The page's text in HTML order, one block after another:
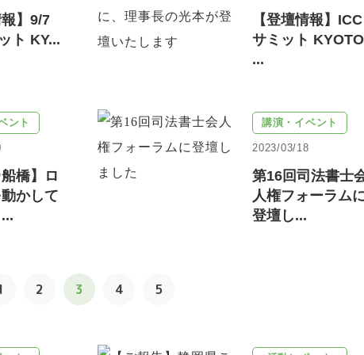
報】9/7
ト KY...
【登壇情報】ICC
サミット KYOTO
...
ント
船橋】ロ
かして
講演・イベント
2023/03/18
第16回司法書士
人権フォーラム
登壇し...
2 3 4 5